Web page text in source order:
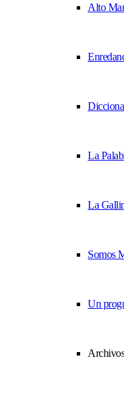
Alto
La
La
Somos
Un
Archivos